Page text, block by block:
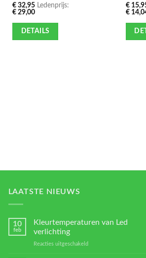
€32,95Ledenprijs:
€29,00
DETAILS
€
€
LAATSTE NIEUWS
10
feb
Kleurtemperaturen van Led
verlichting
Reacties uitgeschakeldvoor